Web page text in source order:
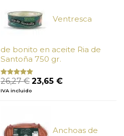
Ventresca
de bonito en aceite Ria de
Santoña 750 gr.
Valorado
con
5
26,27€ El
precio
23,65 €El
IVA incluido
Anchoas de